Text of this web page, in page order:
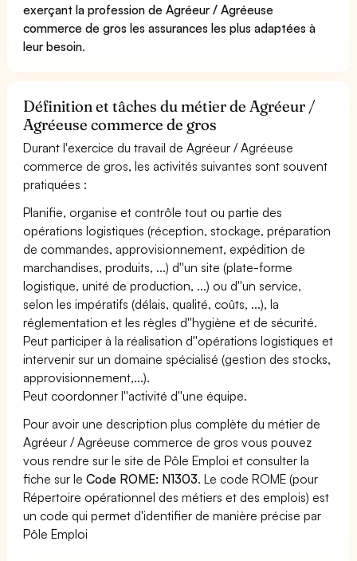
exerçant la profession de Agréeur / Agréeuse
commerce de gros les assurances les plus adaptées à
leur besoin.
Définition et tâches du métier de Agréeur /
Agréeuse commerce de gros
Durant l'exercice du travail de Agréeur / Agréeuse
commerce de gros, les activités suivantes sont souvent
pratiquées :
Planifie, organise et contrôle tout ou partie des
opérations logistiques (réception, stockage, préparation
de commandes, approvisionnement, expédition de
marchandises, produits, ...) d''un site (plate-forme
logistique, unité de production, ...) ou d''un service,
selon les impératifs (délais, qualité, coûts, ...), la
réglementation et les règles d''hygiène et de sécurité.
Peut participer à la réalisation d''opérations logistiques et
intervenir sur un domaine spécialisé (gestion des stocks,
approvisionnement,...).
Peut coordonner l''activité d''une équipe.
Pour avoir une description plus complète du métier de
Agréeur / Agréeuse commerce de gros vous pouvez
vous rendre sur le site de Pôle Emploi et consulter la
fiche sur leCode ROME: N1303. Le code ROME (pour
Répertoire opérationnel des métiers et des emplois) est
un code qui permet d'identifier de manière précise par
Pôle Emploi